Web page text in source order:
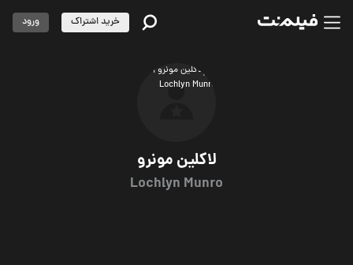
لاکلین مونرو
Lochlyn Munro
خرید اشتراک ورود